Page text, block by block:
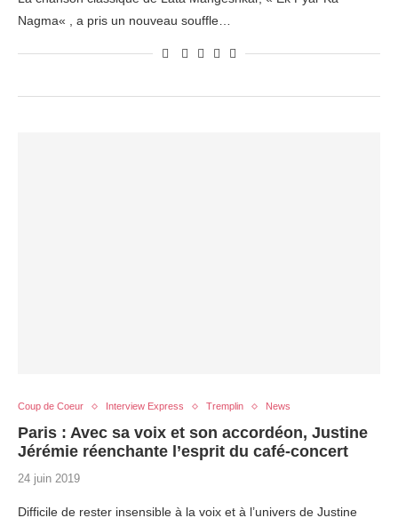
Nagma« , a pris un nouveau souffle…
Coup de Coeur Interview Express Tremplin News
Paris : Avec sa voix et son accordéon, Justine
Jérémie réenchante l’esprit du café-concert
24 juin 2019
Difficile de rester insensible à la voix et à l’univers de Justine